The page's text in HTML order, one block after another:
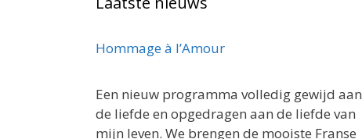
Hommage à l’Amour
Een nieuw programma volledig gewijd aan
de liefde en opgedragen aan de liefde van
mijn leven. We brengen de mooiste Franse